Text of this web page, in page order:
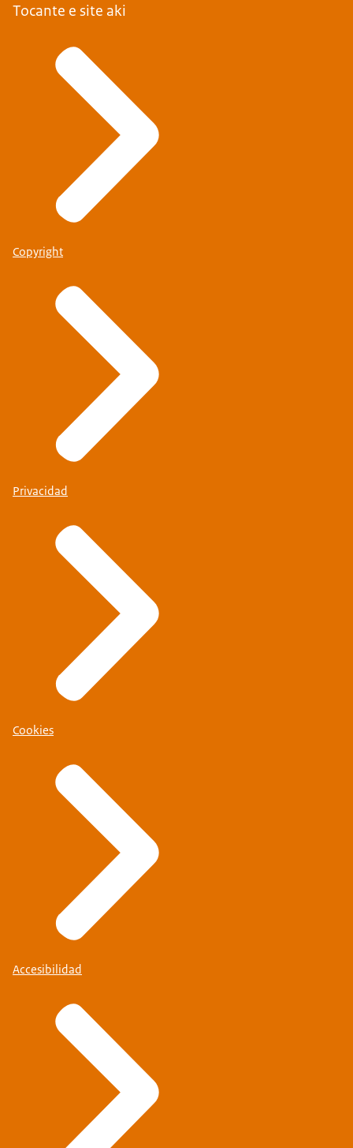
Tocante e site aki
Copyright
Privacidad
Cookies
Accesibilidad